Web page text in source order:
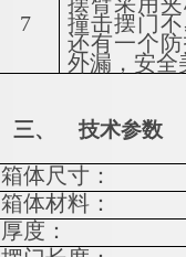
7
撞击摆门
还有一个
外漏，安全
三、 技术参数
箱体尺寸：
箱体材料：
厚度：